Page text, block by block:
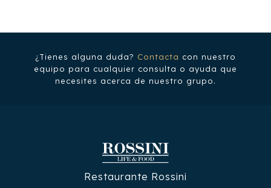
¿Tienes alguna duda? Contacta con nuestro
equipo para cualquier consulta o ayuda que
necesites acerca de nuestro grupo.
Restaurante Rossini